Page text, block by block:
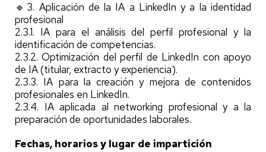
🔹3. Aplicación de la IA a LinkedIn y a la identidad
profesional
2.3.1. IA para el análisis del perfil profesional y la
identificación de competencias.
2.3.2. Optimización del perfil de LinkedIn con apoyo
de IA (titular, extracto y experiencia).
2.3.3. IA para la creación y mejora de contenidos
profesionales en LinkedIn.
2.3.4. IA aplicada al networking profesional y a la
preparación de oportunidades laborales.
Fechas, horarios y lugar de impartición